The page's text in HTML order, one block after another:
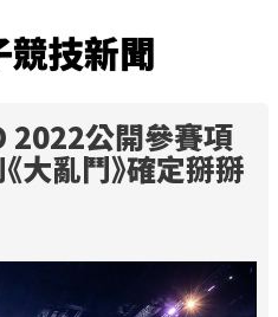
競技新聞
2022公開參賽項
《大亂鬥》確定掰掰